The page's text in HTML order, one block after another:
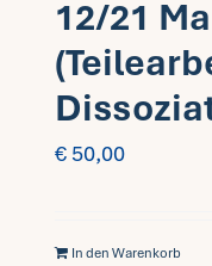
12/21
€ 50,00
In den Warenkorb